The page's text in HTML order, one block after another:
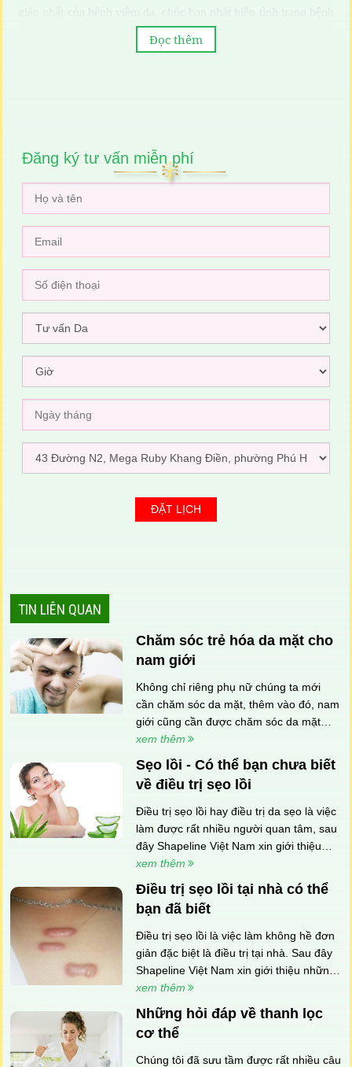
kịp thời và đưa ra những phương pháp điều trị phù hợp.
Đọc thêm
Đăng ký tư vấn miễn phí
TIN LIÊN QUAN
Chăm sóc trẻ hóa da mặt cho
nam giới
Không chỉ riêng phụ nữ chúng ta mới
cần chăm sóc da mặt, thêm vào đó, nam
giới cũng cần được chăm sóc da mặt
một cách đầy đủ
xem thêm
Sẹo lồi - Có thể bạn chưa biết
về điều trị sẹo lồi
Điều trị sẹo lồi hay điều trị da sẹo là việc
làm được rất nhiều người quan tâm, sau
đây Shapeline Việt Nam xin giới thiệu
phương pháp làm đẹp từ thiên nhiên
sau:
xem thêm
Điều trị sẹo lồi tại nhà có thể
bạn đã biết
Điều trị sẹo lồi là việc làm không hề đơn
giản đặc biệt là điều trị tại nhà. Sau đây
Shapeline Việt Nam xin giới thiệu những
thông tin về điều trị sẹo lồi có thể bạn đã
biết.
xem thêm
Những hỏi đáp về thanh lọc
cơ thể
Chúng tôi đã sưu tầm được rất nhiều câu